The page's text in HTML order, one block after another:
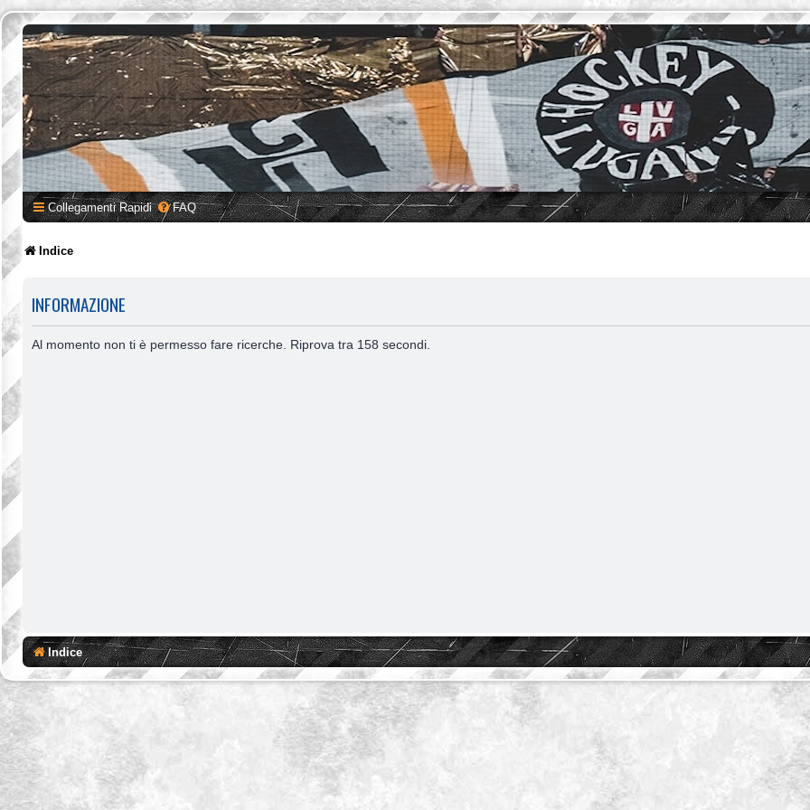
Collegamenti Rapidi FAQ
Indice
INFORMAZIONE
Al momento non ti è permesso fare ricerche. Riprova tra 158 secondi.
Indice